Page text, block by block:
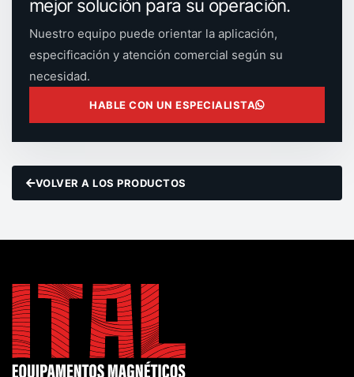
mejor solución para su operación.
Nuestro equipo puede orientar la aplicación,
especificación y atención comercial según su
necesidad.
HABLE CON UN ESPECIALISTA
VOLVER A LOS PRODUCTOS